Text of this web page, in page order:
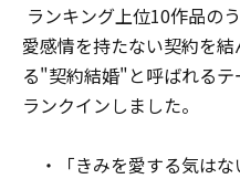
ランキング上位10作品の
愛感情を持たない契約を
る"契約結婚"と呼ばれる
ランクインしました。
・「きみを愛する気は